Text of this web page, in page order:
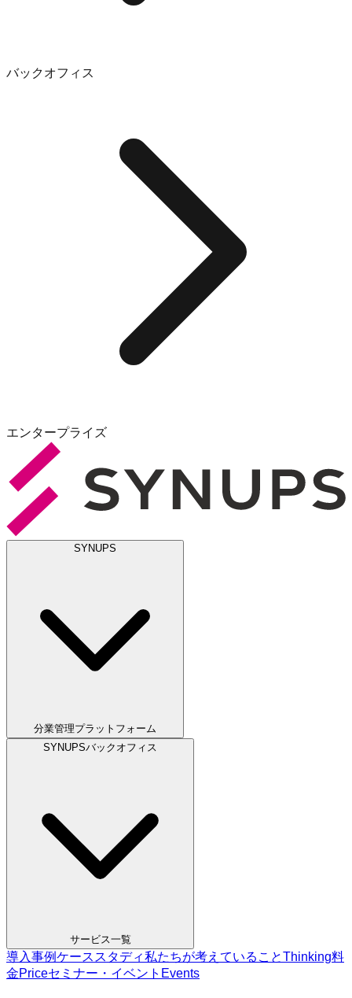
バックオフィス
エンタープライズ
SYNUPS
分業管理プラットフォーム
SYNUPSバックオフィス
サービス一覧
導入事例ケーススタディ私たちが考えていることThinking料
金Priceセミナー・イベント Events